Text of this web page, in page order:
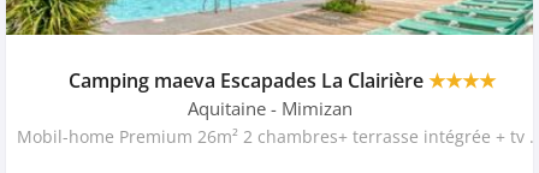
Camping maeva Escapades La Clairière★★★★
Aquitaine - Mimizan
Mobil-home Premium 26m² 2